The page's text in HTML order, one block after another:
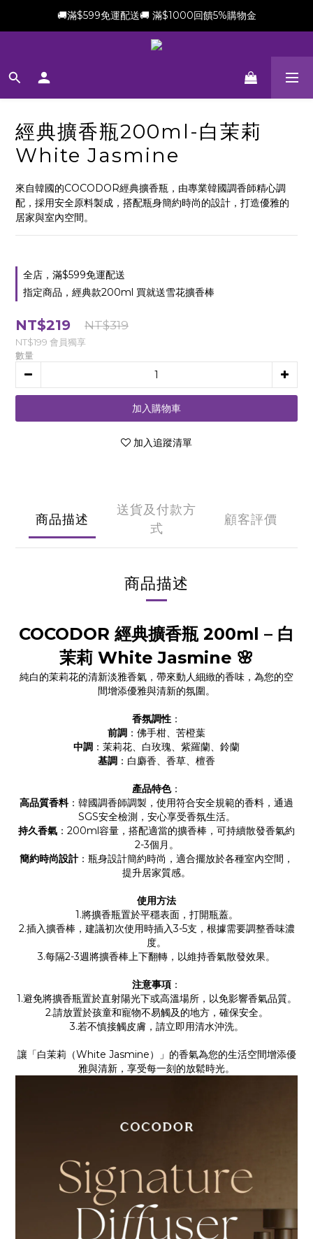
新會員加贈$100購物金(滿$699可折抵)
🚚滿$599免運配送🚚 滿$1000回饋5%購物金
新會員加贈$100購物金(滿$699可折抵)
經典擴香瓶200ml-白茉莉
White Jasmine
來自韓國的COCODOR經典擴香瓶，由專業韓國調香師精心調
配，採用安全原料製成，搭配瓶身簡約時尚的設計，打造優雅的
居家與室內空間。
全店，滿$599免運配送
指定商品，經典款200ml 買就送雪花擴香棒
NT$219 NT$319
NT$199 會員獨享
數量
加入購物車
加入追蹤清單
商品描述
送貨及付款方
式
顧客評價
商品描述
COCODOR 經典擴香瓶 200ml – 白
茉莉 White Jasmine 🌸
純白的茉莉花的清新淡雅香氣，帶來動人細緻的香味，為您的空
間增添優雅與清新的氛圍。
香氛調性 ：
前調 ：佛手柑、苦橙葉
中調 ：茉莉花、白玫瑰、紫羅蘭、鈴蘭
基調 ：白麝香、香草、檀香
產品特色：
高品質香料：韓國調香師調製，使用符合安全規範的香料，通過
SGS安全檢測，安心享受香氛生活。
持久香氣 ：200ml容量，搭配適當的擴香棒，可持續散發香氣約
2-3個月。
簡約時尚設計：瓶身設計簡約時尚，適合擺放於各種室內空間，
提升居家質感。
使用方法
1.將擴香瓶置於平穩表面，打開瓶蓋。
2.插入擴香棒，建議初次使用時插入3-5支，根據需要調整香味濃
度。
3.每隔2-3週將擴香棒上下翻轉，以維持香氣散發效果。
注意事項 ：
1.避免將擴香瓶置於直射陽光下或高溫場所，以免影響香氣品質。
2.請放置於孩童和寵物不易觸及的地方，確保安全。
3.若不慎接觸皮膚，請立即用清水沖洗。
讓「白茉莉（White Jasmine）」的香氣為您的生活空間增添優
雅與清新，享受每一刻的放鬆時光。